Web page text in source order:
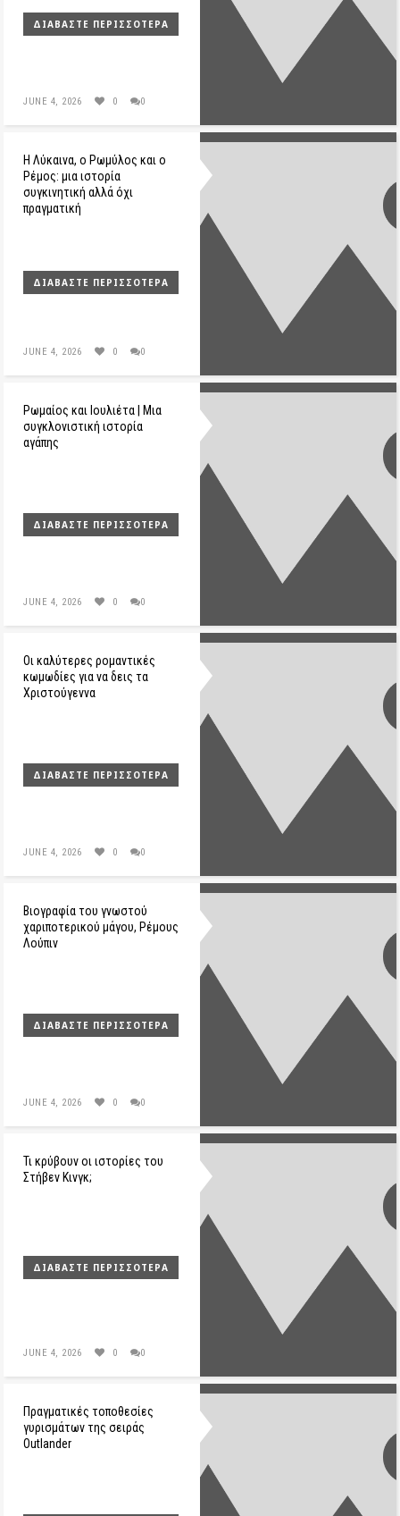
ΔΙΑΒΆΣΤΕ ΠΕΡΙΣΣΌΤΕΡΑ
JUNE 4, 2026 0 0
Η Λύκαινα, ο Ρωμύλος και ο
Ρέμος: μια ιστορία
συγκινητική αλλά όχι
πραγματική
ΔΙΑΒΆΣΤΕ ΠΕΡΙΣΣΌΤΕΡΑ
JUNE 4, 2026 0 0
Ρωμαίος και Ιουλιέτα | Μια
συγκλονιστική ιστορία
αγάπης
ΔΙΑΒΆΣΤΕ ΠΕΡΙΣΣΌΤΕΡΑ
JUNE 4, 2026 0 0
Οι καλύτερες ρομαντικές
κωμωδίες για να δεις τα
Χριστούγεννα
ΔΙΑΒΆΣΤΕ ΠΕΡΙΣΣΌΤΕΡΑ
JUNE 4, 2026 0 0
Βιογραφία του γνωστού
χαριποτερικού μάγου, Ρέμους
Λούπιν
ΔΙΑΒΆΣΤΕ ΠΕΡΙΣΣΌΤΕΡΑ
JUNE 4, 2026 0 0
Τι κρύβουν οι ιστορίες του
Στήβεν Κινγκ;
ΔΙΑΒΆΣΤΕ ΠΕΡΙΣΣΌΤΕΡΑ
JUNE 4, 2026 0 0
Πραγματικές τοποθεσίες
γυρισμάτων της σειράς
Outlander